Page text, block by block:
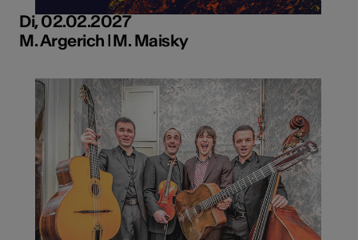
Di, 02.02.2027
M. Argerich ǀ M. Maisky